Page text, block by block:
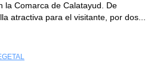
la Comarca de Calatayud. De
atractiva para el visitante, por dos...